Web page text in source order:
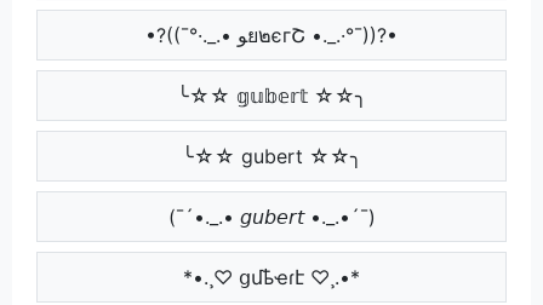
•?((¯°·._.• ﻮย๒єгՇ •._.·°¯))?•
╰☆☆ 𝕘𝕦𝕓𝕖𝕣𝕥 ☆☆╮
╰☆☆ gubert ☆☆╮
(¯´•._.• 𝘨𝘶𝘣𝘦𝘳𝘵 •._.•´¯)
*•.¸♡ ցմҍҽɾէ ♡¸.•*